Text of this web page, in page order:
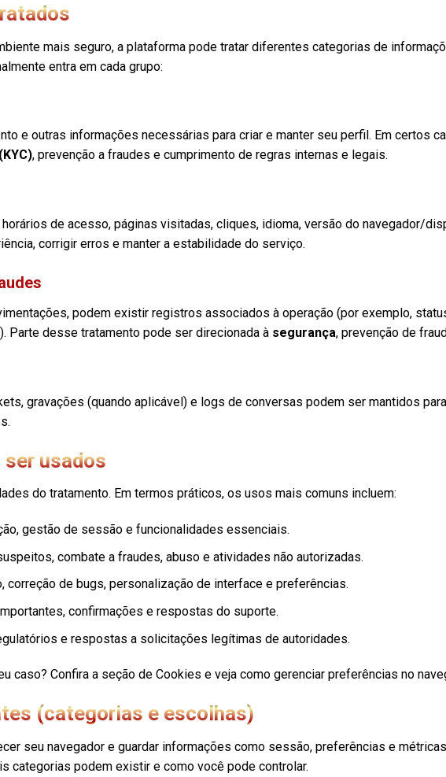
mais seguro, a plataforma pode tratar diferentes categorias de
entra em cada grupo:
e outras informações necessárias para criar e manter seu perfil. Em certos
, prevenção a fraudes e cumprimento de regras internas e legais.
de acesso, páginas visitadas, cliques, idioma, versão do navegador/
corrigir erros e manter a estabilidade do serviço.
podem existir registros associados à operação (por exemplo,
Parte desse tratamento pode ser direcionada à segurança, prevenção de
gravações (quando aplicável) e logs de conversas podem ser mantidos
ser usados
do tratamento. Em termos práticos, os usos mais comuns incluem:
gestão de sessão e funcionalidades essenciais.
combate a fraudes, abuso e atividades não autorizadas.
correção de bugs, personalização de interface e preferências.
confirmações e respostas do suporte.
e respostas a solicitações legítimas de autoridades.
caso? Confira a seção de Cookies e veja como gerenciar preferências no
(categorias e escolhas)
seu navegador e guardar informações como sessão, preferências e
categorias podem existir e como você pode controlar.